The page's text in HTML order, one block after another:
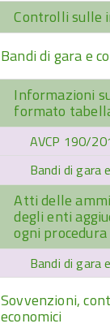
Controlli sulle
Bandi di gara e
Informazioni
formato
AVCP 190/
Bandi di
Atti delle
degli enti
ogni procedura
Bandi di
Sovvenzioni,
economici